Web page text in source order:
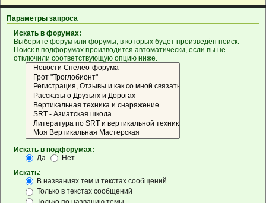
Параметры запроса
Искать в форумах:
Выберите форум или форумы, в которых будет произведён поиск.
Поиск в подфорумах производится автоматически, если вы не
отключили соответствующую опцию ниже.
Искать в подфорумах:
Да
Нет
Искать:
В названиях тем и текстах сообщений
Только в текстах сообщений